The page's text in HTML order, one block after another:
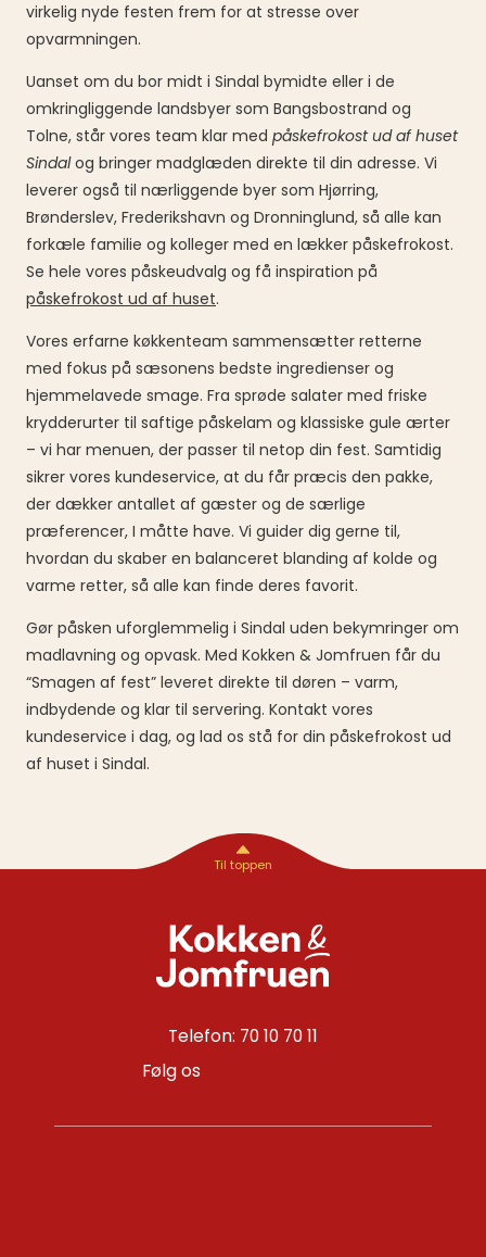
virkelig nyde festen frem for at stresse over
opvarmningen.
Uanset om du bor midt i Sindal bymidte eller i de
omkringliggende landsbyer som Bangsbostrand og
Tolne, står vores team klar med påskefrokost ud af huset
Sindalog bringer madglæden direkte til din adresse. Vi
leverer også til nærliggende byer som Hjørring,
Brønderslev, Frederikshavn og Dronninglund, så alle kan
forkæle familie og kolleger med en lækker påskefrokost.
Se hele vores påskeudvalg og få inspiration på
påskefrokost ud af huset.
Vores erfarne køkkenteam sammensætter retterne
med fokus på sæsonens bedste ingredienser og
hjemmelavede smage. Fra sprøde salater med friske
krydderurter til saftige påskelam og klassiske gule ærter
– vi har menuen, der passer til netop din fest. Samtidig
sikrer vores kundeservice, at du får præcis den pakke,
der dækker antallet af gæster og de særlige
præferencer, I måtte have. Vi guider dig gerne til,
hvordan du skaber en balanceret blanding af kolde og
varme retter, så alle kan finde deres favorit.
Gør påsken uforglemmelig i Sindal uden bekymringer om
madlavning og opvask. Med Kokken & Jomfruen får du
“Smagen af fest” leveret direkte til døren – varm,
indbydende og klar til servering. Kontakt vores
kundeservice i dag, og lad os stå for din påskefrokost ud
af huset i Sindal.
Telefon: 70 10 70 11
Følg os